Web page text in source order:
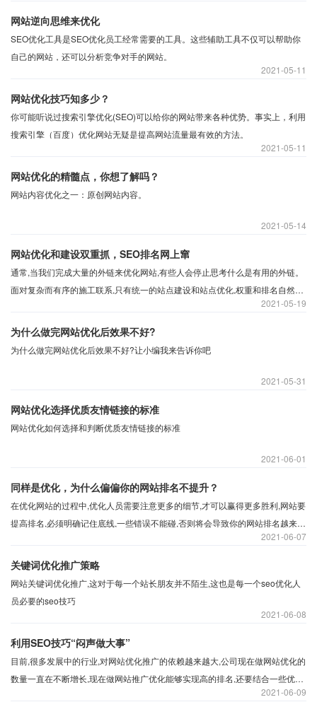
05-11
2021
网站逆向思维来优化
SEO优化工具是SEO优化员工经常需要的工具。这些辅助工具不仅可以帮助你
自己的网站，还可以分析竞争对手的网站。
05-11
2021
网站优化技巧知多少？
你可能听说过搜索引擎优化(SEO)可以给你的网站带来各种优势。事实上，利用
搜索引擎（百度）优化网站无疑是提高网站流量最有效的方法。
05-14
2021
网站优化的精髓点，你想了解吗？
网站内容优化之一：原创网站内容。
05-19
2021
网站优化和建设双重抓，SEO排名网上窜
通常,当我们完成大量的外链来优化网站,有些人会停止思考什么是有用的外链。
面对复杂而有序的施工联系,只有统一的站点建设和站点优化,权重和排名自然提
05-31
2021
为什么做完网站优化后效果不好?
为什么做完网站优化后效果不好?让小编我来告诉你吧
06-01
2021
网站优化选择优质友情链接的标准
网站优化如何选择和判断优质友情链接的标准
06-07
2021
同样是优化，为什么偏偏你的网站排名不提升？
在优化网站的过程中,优化人员需要注意更多的细节,才可以赢得更多胜利,网站要
提高排名,必须明确记住底线,一些错误不能碰,否则将会导致你的网站排名越来越
06-08
2021
关键词优化推广策略
网站关键词优化推广,这对于每一个站长朋友并不陌生,这也是每一个seo优化人
员必要的seo技巧
06-09
2021
利用SEO技巧“闷声做大事”
目前,很多发展中的行业,对网站优化推广的依赖越来越大,公司现在做网站优化的
数量一直在不断增长,现在做网站推广优化能够实现高的排名,还要结合一些优化
推广策略和技巧,可以让网站获得有价值的搜索引擎流量。所以网站推广排名优